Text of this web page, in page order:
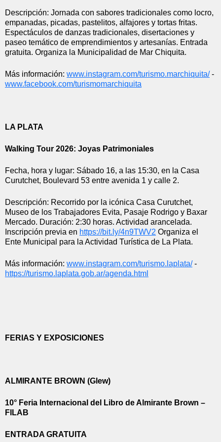
Descripción: Jornada con sabores tradicionales como locro,
empanadas, picadas, pastelitos, alfajores y tortas fritas.
Espectáculos de danzas tradicionales, disertaciones y
paseo temático de emprendimientos y artesanías. Entrada
gratuita. Organiza la Municipalidad de Mar Chiquita.
Más información: www.instagram.com/turismo.marchiquita/
www.facebook.com/turismomarchiquita
LA PLATA
Walking Tour 2026: Joyas Patrimoniales
Fecha, hora y lugar: Sábado 16, a las 15:30, en la Casa
Curutchet, Boulevard 53 entre avenida 1 y calle 2.
Descripción: Recorrido por la icónica Casa Curutchet,
Museo de los Trabajadores Evita, Pasaje Rodrigo y Baxar
Mercado. Duración: 2:30 horas. Actividad arancelada.
Inscripción previa en https://bit.ly/4n9TWV2 Organiza el
Ente Municipal para la Actividad Turística de La Plata.
Más información: www.instagram.com/turismo. laplata/
https://turismo.laplata.gob.ar/agenda.html
FERIAS Y EXPOSICIONES
ALMIRANTE BROWN (Glew)
10° Feria Internacional del Libro de Almirante Brown –
FILAB
ENTRADA GRATUITA